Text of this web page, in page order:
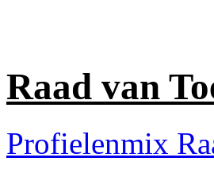
Raad van
Profielenmix